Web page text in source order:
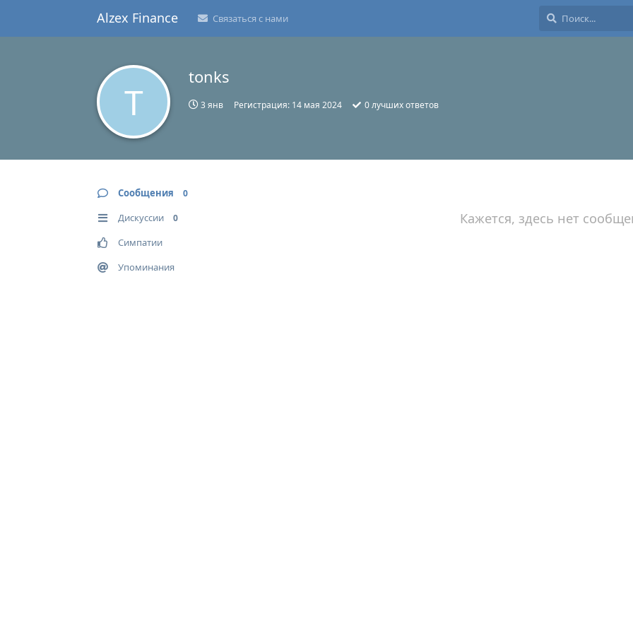
Alzex Finance Связаться с нами
T
tonks
3 янв Регистрация: 14 мая 2024 0лучших ответов
Сообщения 0
Дискуссии 0
Симпатии
Упоминания
Кажется, здесь нет